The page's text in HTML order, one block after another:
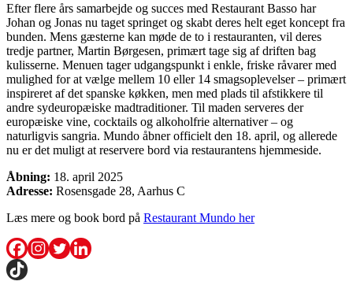
Efter flere års samarbejde og succes med Restaurant Basso har
Johan og Jonas nu taget springet og skabt deres helt eget koncept fra
bunden. Mens gæsterne kan møde de to i restauranten, vil deres
tredje partner, Martin Børgesen, primært tage sig af driften bag
kulisserne. Menuen tager udgangspunkt i enkle, friske råvarer med
mulighed for at vælge mellem 10 eller 14 smagsoplevelser – primært
inspireret af det spanske køkken, men med plads til afstikkere til
andre sydeuropæiske madtraditioner. Til maden serveres der
europæiske vine, cocktails og alkoholfrie alternativer – og
naturligvis sangria. Mundo åbner officielt den 18. april, og allerede
nu er det muligt at reservere bord via restaurantens hjemmeside.
Åbning: 18. april 2025
Adresse: Rosensgade 28, Aarhus C
Læs mere og book bord på Restaurant Mundo her